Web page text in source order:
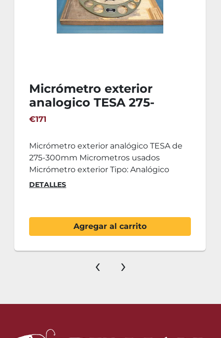
Micrómetro exterior
analogico TESA 275-
300mm
€171
Micrómetro exterior analógico TESA de
275-300mm Micrometros usados
Micrómetro exterior Tipo: Analógico
DETALLES
Agregar al carrito
‹ ›